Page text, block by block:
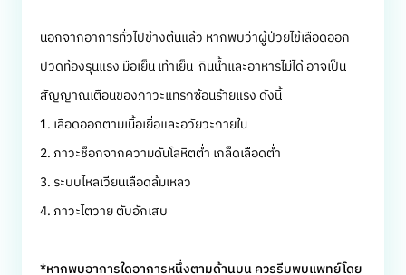
นอกจากอาการทั่วไปข้างต้นแล้ว หากพบว่าผู้ป่วยไข้เลือดออก
ปวดท้องรุนแรง มือเย็น เท้าเย็น กินน้ำและอาหารไม่ได้ อาจเป็น
สัญญาณเตือนของภาวะแทรกซ้อนร้ายแรง ดังนี้
1. เลือดออกตามเนื้อเยื่อและอวัยวะภายใน
2. ภาวะช็อกจากความดันโลหิตต่ำ เกล็ดเลือดต่ำ
3. ระบบไหลเวียนเลือดล้มเหลว
4. ภาวะไตวาย ตับอักเสบ
*หากพบอาการใดอาการหนึ่งตามด้านบน ควรรีบพบแพทย์โดย